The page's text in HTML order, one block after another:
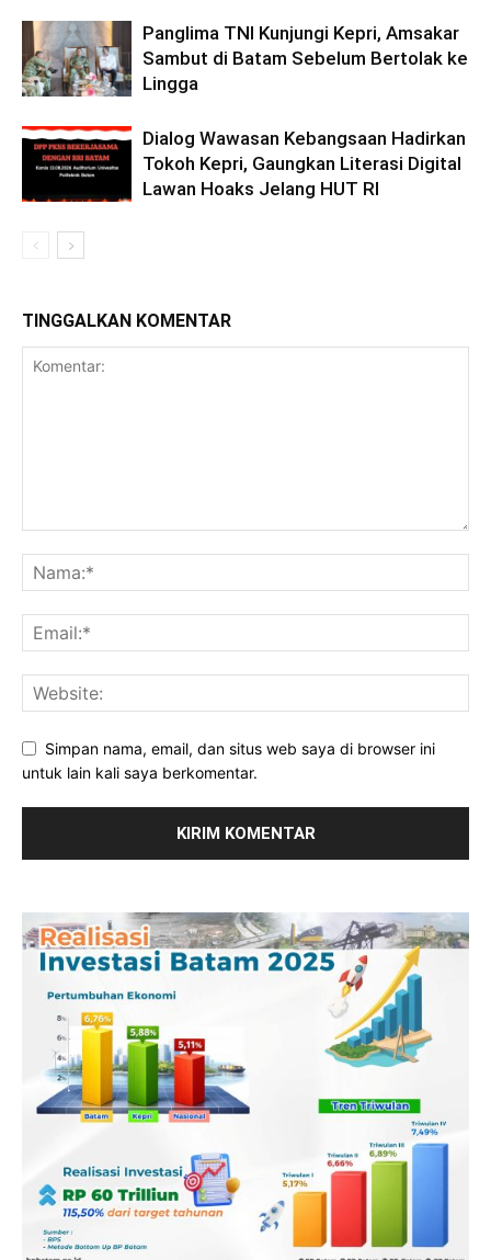
Panglima TNI Kunjungi Kepri, Amsakar
Sambut di Batam Sebelum Bertolak ke
Lingga
Dialog Wawasan Kebangsaan Hadirkan
Tokoh Kepri, Gaungkan Literasi Digital
Lawan Hoaks Jelang HUT RI
TINGGALKAN KOMENTAR
Simpan nama, email, dan situs web saya di browser ini
untuk lain kali saya berkomentar.